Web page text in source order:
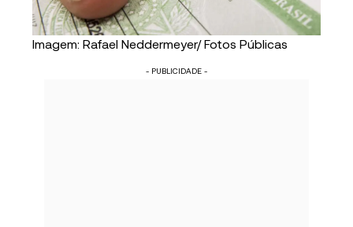
Imagem: Rafael Neddermeyer/ Fotos Públicas
- PUBLICIDADE -